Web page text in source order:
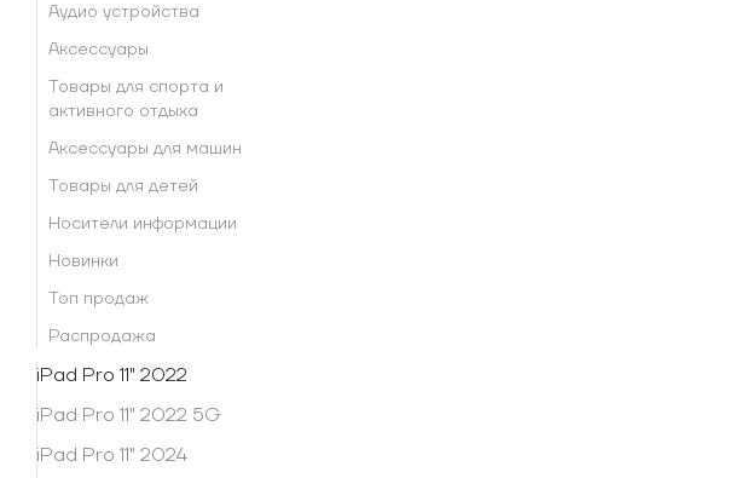
Аудио устройства
Аксессуары
Товары для спорта и
активного отдыха
Аксессуары для машин
Товары для детей
Носители информации
Новинки
Топ продаж
Распродажа
iPad Pro 11" 2022
iPad Pro 11" 2022 5G
iPad Pro 11" 2024